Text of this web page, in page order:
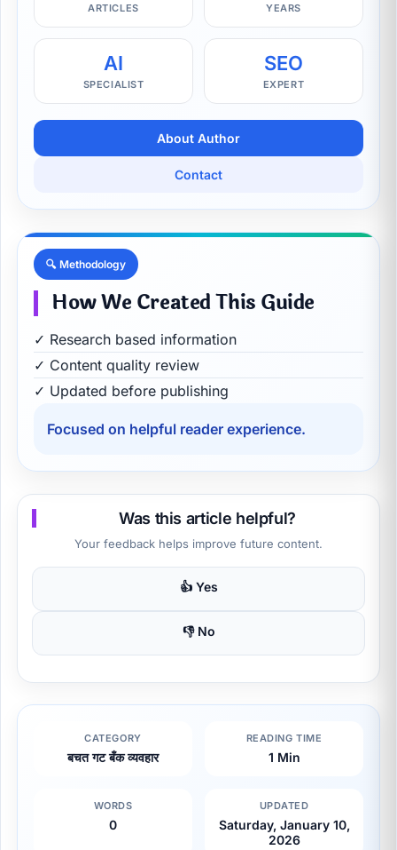
ARTICLES YEARS
AI
SPECIALIST
SEO
EXPERT
About Author
Contact
🔍 Methodology
How We Created This Guide
✓ Research based information
✓ Content quality review
✓ Updated before publishing
Focused on helpful reader experience.
Was this article helpful?
Your feedback helps improve future content.
👍 Yes
👎 No
CATEGORY
बचत गट बँक व्यवहार
READING TIME
1 Min
WORDS
0
UPDATED
Saturday, January 10,
2026